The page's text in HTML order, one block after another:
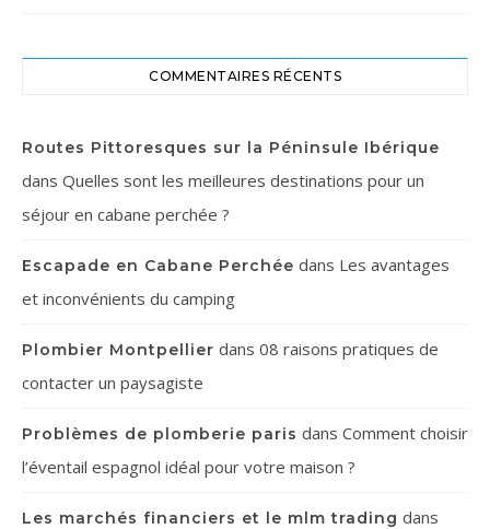
COMMENTAIRES RÉCENTS
Routes Pittoresques sur la Péninsule Ibérique
dans Quelles sont les meilleures destinations pour un
séjour en cabane perchée ?
Escapade en Cabane Perchée dans Les avantages
et inconvénients du camping
Plombier Montpellier dans 08 raisons pratiques de
contacter un paysagiste
Problèmes de plomberie paris dans Comment choisir
l’éventail espagnol idéal pour votre maison ?
Les marchés financiers et le mlm trading dans